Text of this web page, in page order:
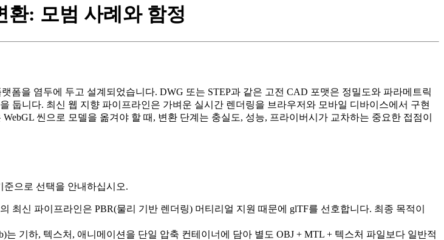
환: 모범 사례와 함정
을 염두에 두고 설계되었습니다. DWG 또는 STEP과 같은 고전 CAD 포맷은 정밀도와 파라메트릭
둡니다. 최신 웹 지향 파이프라인은 가벼운 실시간 렌더링을 브라우저와 모바일 디바이스에서 구현
씬으로 모델을 옮겨야 할 때, 변환 단계는 충실도, 성능, 프라이버시가 교차하는 중요한 접점이
으로 선택을 안내하십시오.
최신 파이프라인은 PBR(물리 기반 렌더링) 머티리얼 지원 때문에 glTF를 선호합니다. 최종 목적이
기하, 텍스처, 애니메이션을 단일 압축 컨테이너에 담아 별도 OBJ + MTL + 텍스처 파일보다 일반적